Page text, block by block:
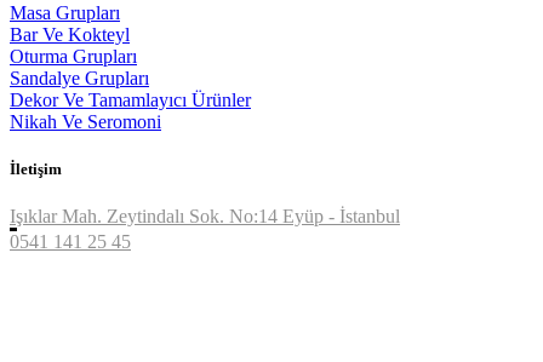
Masa Grupları
Bar Ve Kokteyl
Oturma Grupları
Sandalye Grupları
Dekor Ve Tamamlayıcı Ürünler
Nikah Ve Seromoni
İletişim
Işıklar Mah. Zeytindalı Sok. No:14 Eyüp - İstanbul
0541 141 25 45